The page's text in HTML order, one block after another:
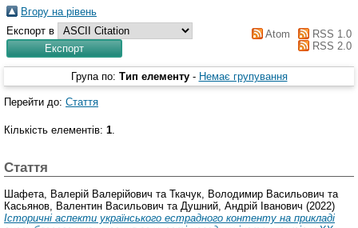
Вгору на рівень
Експорт в
Atom
RSS 1.0
RSS 2.0
Група по: Тип елементу - Немає групування
Перейти до: Стаття
Кількість елементів: 1.
Стаття
Шафета, Валерій Валерійович та Ткачук, Володимир Васильович та
Касьянов, Валентин Васильович та Душний, Андрій Іванович (2022)
Історичні аспекти українського естрадного контенту на прикладі